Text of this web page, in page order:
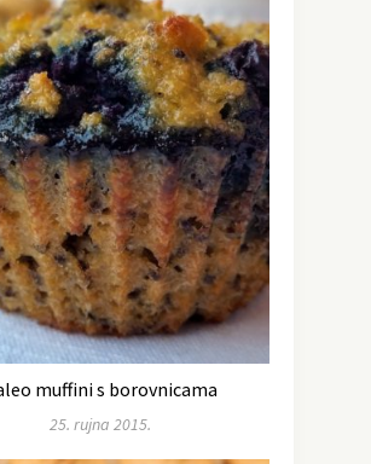
muffini s borovnicama
25. rujna 2015.